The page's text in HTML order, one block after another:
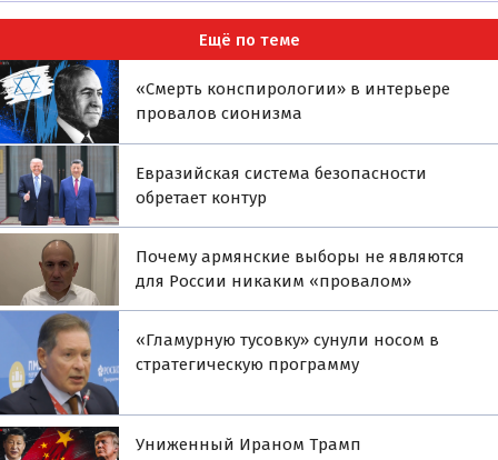
Ещё по теме
«Смерть конспирологии» в интерьере
провалов сионизма
Евразийская система безопасности
обретает контур
Почему армянские выборы не являются
для России никаким «провалом»
«Гламурную тусовку» сунули носом в
стратегическую программу
Униженный Ираном Трамп